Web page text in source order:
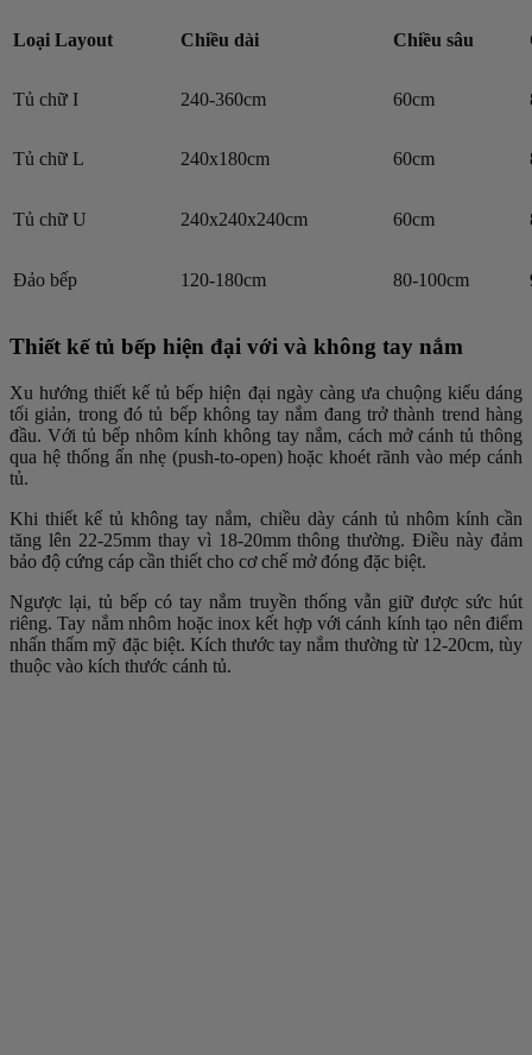
Loại Layout Chiều dài Chiều sâu
Tủ chữ I 240-360cm 60cm
Tủ chữ L 240x180cm 60cm
Tủ chữ U 240x240x240cm 60cm
Đảo bếp 120-180cm 80-100cm
Thiết kế tủ bếp hiện đại với và không tay nắm
Xu hướng thiết kế tủ bếp hiện đại ngày càng ưa chuộng kiểu dáng
tối giản, trong đó tủ bếp không tay nắm đang trở thành trend hàng
đầu. Với tủ bếp nhôm kính không tay nắm, cách mở cánh tủ thông
qua hệ thống ấn nhẹ (push-to-open) hoặc khoét rãnh vào mép cánh
tủ.
Khi thiết kế tủ không tay nắm, chiều dày cánh tủ nhôm kính cần
tăng lên 22-25mm thay vì 18-20mm thông thường. Điều này đảm
bảo độ cứng cáp cần thiết cho cơ chế mở đóng đặc biệt.
Ngược lại, tủ bếp có tay nắm truyền thống vẫn giữ được sức hút
riêng. Tay nắm nhôm hoặc inox kết hợp với cánh kính tạo nên điểm
nhấn thẩm mỹ đặc biệt. Kích thước tay nắm thường từ 12-20cm, tùy
thuộc vào kích thước cánh tủ.